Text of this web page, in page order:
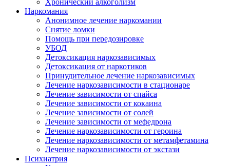
Хронический алкоголизм
Наркомания
Анонимное лечение наркомании
Снятие ломки
Помощь при передозировке
УБОД
Детоксикация наркозависимых
Детоксикация от наркотиков
Принудительное лечение наркозависимых
Лечение наркозависимости в стационаре
Лечение зависимости от спайса
Лечение зависимости от кокаина
Лечение зависимости от солей
Лечение зависимости от мефедрона
Лечение наркозависимости от героина
Лечение наркозависимости от метамфетамина
Лечение наркозависимости от экстази
Психиатрия